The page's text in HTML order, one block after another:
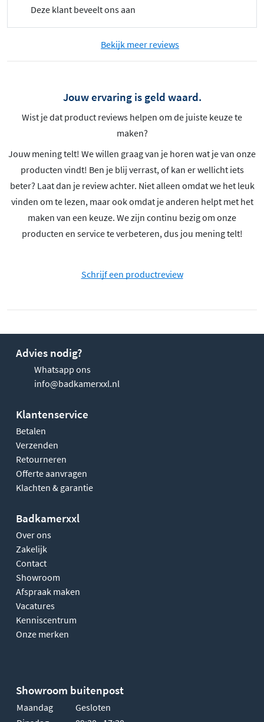
Deze klant beveelt ons aan
Bekijk meer reviews
Jouw ervaring is geld waard.
Wist je dat product reviews helpen om de juiste keuze te
maken?
Jouw mening telt! We willen graag van je horen wat je van onze
producten vindt! Ben je blij verrast, of kan er wellicht iets
beter? Laat dan je review achter. Niet alleen omdat we het leuk
vinden om te lezen, maar ook omdat je anderen helpt met het
maken van een keuze. We zijn continu bezig om onze
producten en service te verbeteren, dus jou mening telt!
Schrijf een productreview
Advies nodig?
Whatsapp ons
info@badkamerxxl.nl
Klantenservice
Betalen
Verzenden
Retourneren
Offerte aanvragen
Klachten & garantie
Badkamerxxl
Over ons
Zakelijk
Contact
Showroom
Afspraak maken
Vacatures
Kenniscentrum
Onze merken
Showroom buitenpost
Maandag
Gesloten